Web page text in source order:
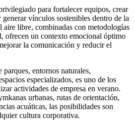
para fortalecer equipos, crear
vínculos sostenibles dentro de la
aire libre, combinadas con metodologías
ofrecen un contexto emocional óptimo
la comunicación y reducir el
entornos naturales,
especializados, es uno de los
actividades de empresa en verano.
urbanas, rutas de orientación,
acuáticas, las posibilidades son
cultura corporativa.